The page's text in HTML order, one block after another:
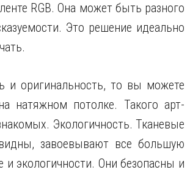
RGB. Она может быть разного
Это решение идеально
и оригинальность, то вы можете
натяжном потолке. Такого арт-
Экологичность. Тканевые
завоевывают все большую
и экологичности. Они безопасны и